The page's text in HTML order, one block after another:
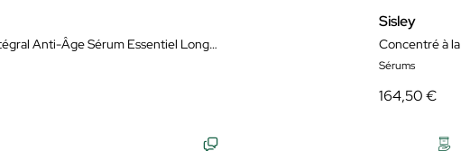
Sisleÿa L'Intégral Anti-Âge Sérum Essentiel Longévité
Sisley
Concentré à
Sérums
164,50 €